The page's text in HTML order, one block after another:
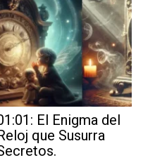
El Enigma del
que Susurra